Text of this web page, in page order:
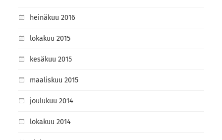
heinäkuu 2016
lokakuu 2015
kesäkuu 2015
maaliskuu 2015
joulukuu 2014
lokakuu 2014